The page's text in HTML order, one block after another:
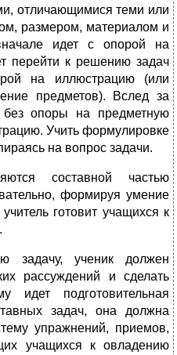
от­личающимися теми или
размером, материалом и
идет с опорой на
перейти к решению задач
на иллюстрацию (или
предметов). Вслед за
опоры на предметную
Учить формулировке
на вопрос задачи.
составной частью
формируя умение
готовит учащихся к
задачу, ученик должен
рассуждений и сделать
идет подготовительная
задач, она должна
упражнений, приемов,
учащихся к овладению